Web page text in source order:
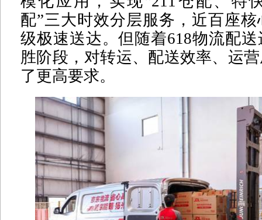
配”三大时效分层服务，近百座
级极速送达。但随着618物流配
胜阶段，对转运、配送效率、运
了更高要求。